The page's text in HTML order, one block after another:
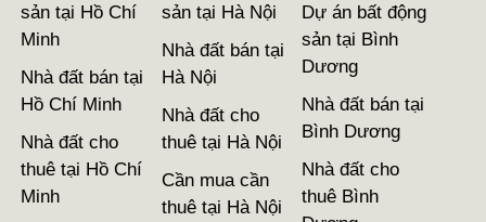
sản tại Hồ Chí
Minh
Nhà đất bán tại
Hồ Chí Minh
Nhà đất cho
thuê tại Hồ Chí
Minh
sản tại Hà Nội
Nhà đất bán tại
Hà Nội
Nhà đất cho
thuê tại Hà Nội
Cần mua cần
thuê tại Hà Nội
Dự án bất động
sản tại Bình
Dương
Nhà đất bán tại
Bình Dương
Nhà đất cho
thuê Bình